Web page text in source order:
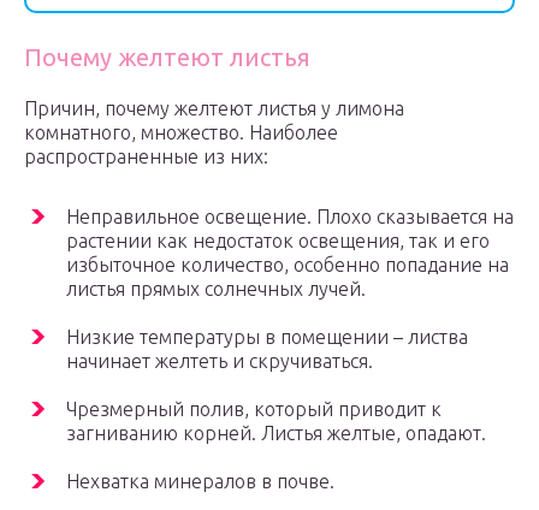
Почему желтеют листья
Причин, почему желтеют листья у лимона
комнатного, множество. Наиболее
распространенные из них:
Неправильное освещение. Плохо сказывается на
растении как недостаток освещения, так и его
избыточное количество, особенно попадание на
листья прямых солнечных лучей.
Низкие температуры в помещении – листва
начинает желтеть и скручиваться.
Чрезмерный полив, который приводит к
загниванию корней. Листья желтые, опадают.
Нехватка минералов в почве.